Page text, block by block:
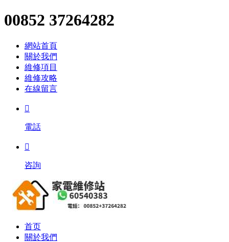
00852 37264282
網站首頁
關於我們
維修項目
維修攻略
在線留言

電話

咨詢
首页
關於我們